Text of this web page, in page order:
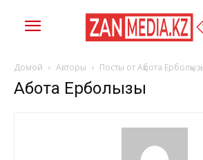
Домой Авторы Посты от Ақбота
Ақбота Ерболқызы